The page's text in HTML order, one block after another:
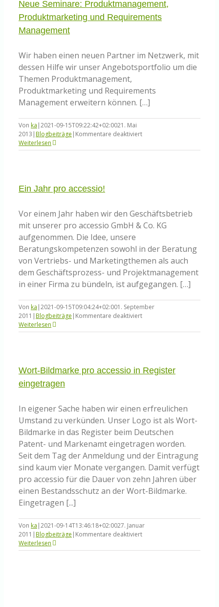
Neue Seminare: Produktmanagement,
Produktmarketing und Requirements
Management
Wir haben einen neuen Partner im Netzwerk, mit
dessen Hilfe wir unser Angebotsportfolio um die
Themen Produktmanagement,
Produktmarketing und Requirements
Management erweitern können. […]
Von ka |2021-09-15T09:22:42+02:0021. Mai
2013 |Blogbeiträge | Kommentare deaktiviertfür
Seminare:
Weiterlesen
Ein Jahr pro accessio!
Vor einem Jahr haben wir den Geschäftsbetrieb
mit unserer pro accessio GmbH & Co. KG
aufgenommen. Die Idee, unsere
Beratungskompetenzen sowohl in der Beratung
von Vertriebs- und Marketingthemen als auch
dem Geschäftsprozess- und Projektmanagement
in einer Firma zu bündeln, ist aufgegangen. […]
Von ka |2021-09-15T09:04:24+02:001. September
2011 |Blogbeiträge | Kommentare deaktiviertfür
Jahr
Weiterlesen
Wort-Bildmarke pro accessio in Register
eingetragen
In eigener Sache haben wir einen erfreulichen
Umstand zu verkünden. Unser Logo ist als Wort-
Bildmarke in das Register beim Deutschen
Patent- und Markenamt eingetragen worden.
Seit dem Tag der Anmeldung und der Eintragung
sind kaum vier Monate vergangen. Damit verfügt
pro accessio für die Dauer von zehn Jahren über
einen Bestandsschutz an der Wort-Bildmarke.
Eingetragen [...]
Von ka |2021-09-14T13:46:18+02:0027. Januar
2011 |Blogbeiträge | Kommentare deaktiviertfür
Bildmarke
Weiterlesen